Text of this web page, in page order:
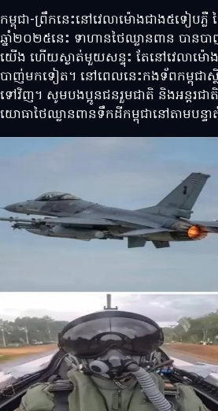
កម្ពុជា-ព្រឹកនេះនៅវេលាម៉ោងជាង៥ទៀបភ្លឺ
ឆ្នាំ២០២៥នេះ ទាហានថៃឈ្លានពាន បាន
យើង ហើយស្ងាត់មួយសន្ទុះ តែនៅវេលាម៉ោង
បាញ់មកទៀត។ នៅពេលនេះកងទ័ពកម្ពុជាស្
ទៅវិញ។ សូមបងប្អូនជនរួមជាតិ និងអន្តរជា
យោធាថៃឈ្លានពានទឹកដីកម្ពុជានៅតាមបន្ទ